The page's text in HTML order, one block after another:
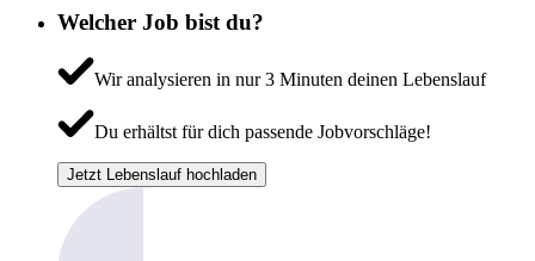
Welcher Job bist du?
Wir analysieren in nur 3 Minuten deinen Lebenslauf
Du erhältst für dich passende Jobvorschläge!
Jetzt Lebenslauf hochladen